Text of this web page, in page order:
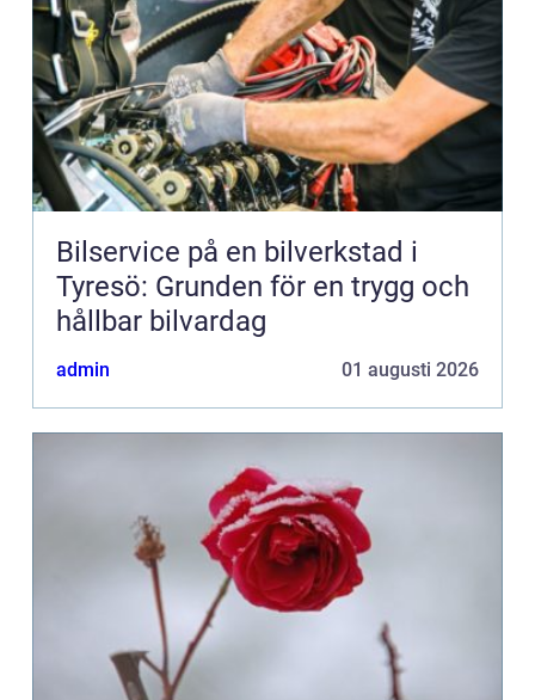
Bilservice på en bilverkstad i
Tyresö: Grunden för en trygg och
hållbar bilvardag
admin 01 augusti 2026